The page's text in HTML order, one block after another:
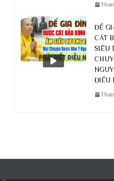
ĐỂ
CÁT
SIÊU
ĐIỀU